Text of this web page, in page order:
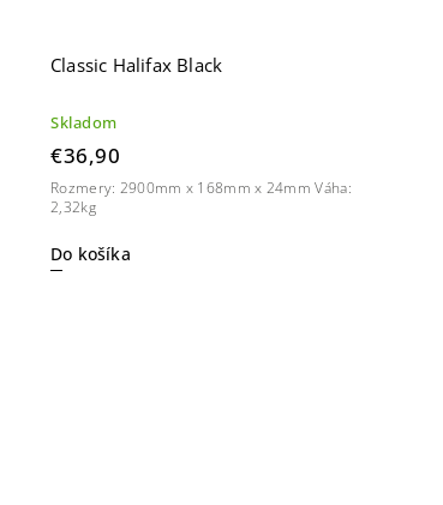
Classic Halifax Black
Skladom
€36,90
Do košíka
Rozmery: 2900mm x 168mm x 24mm Váha:
2,32kg